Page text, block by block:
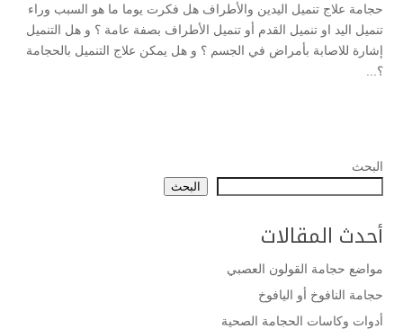
حجامة علاج تنميل اليدين والأطراف هل فكرت يوما ما هو السبب وراء
تنميل اليد او تنميل القدم أو تنميل الأطراف بصفة عامة ؟ و هل التنميل
إشارة للاصابة بأمراض في الجسم ؟ و هل يمكن علاج التنميل بالحجامة
؟...
البحث
البحث
أحدث المقالات
مواضع حجامة القولون العصبي
حجامة النافوخ أو اليافوخ
أدوات وكاسات الحجامة الصحية